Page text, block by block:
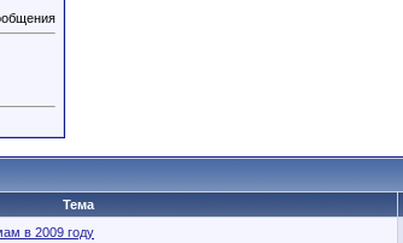
Тема
в 2009 году